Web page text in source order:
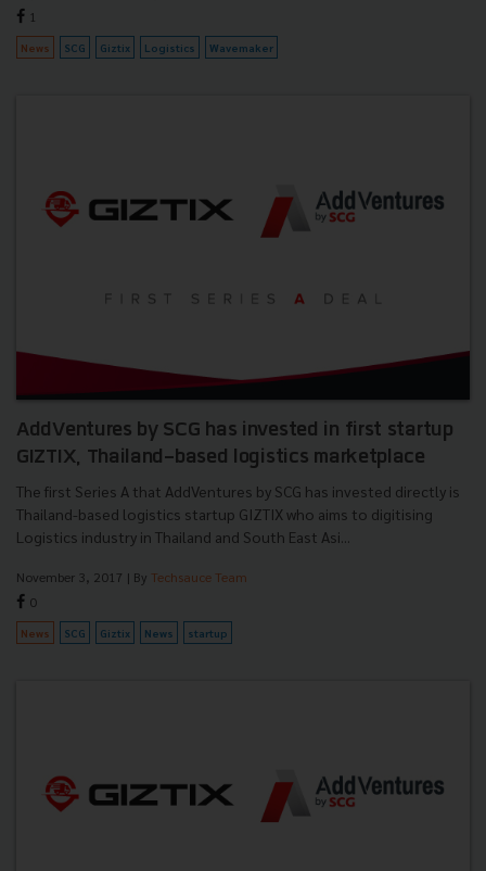
1
News SCG Giztix Logistics Wavemaker
AddVentures by SCG has invested in first startup
GIZTIX, Thailand-based logistics marketplace
The first Series A that AddVentures by SCG has invested directly is
Thailand-based logistics startup GIZTIX who aims to digitising
Logistics industry in Thailand and South East Asi...
November 3, 2017 | By Techsauce Team
0
News SCG Giztix News startup